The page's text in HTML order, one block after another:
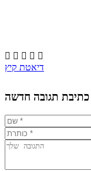
    
דיאטת קיץ
כתיבת תגובה חדשה